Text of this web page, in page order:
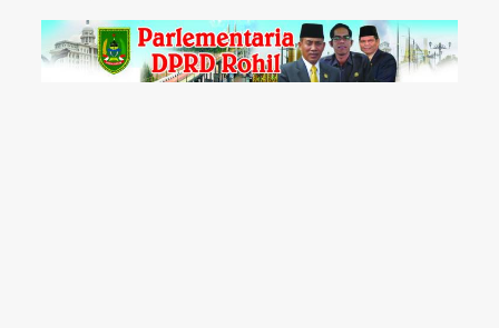
sekitar 10 persen